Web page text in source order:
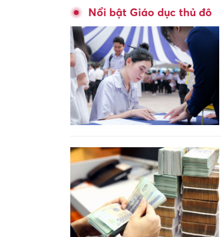
Nổi bật Giáo dục thủ đô